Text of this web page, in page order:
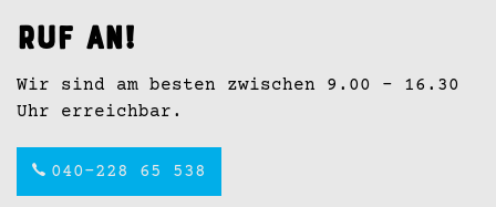
Ruf an!
Wir sind am besten zwischen 9.00 - 16.30
Uhr erreichbar.
040-228 65 538